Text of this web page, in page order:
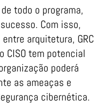
todo o programa,
Com isso,
arquitetura, GRC
CISO tem potencial
poderá
as ameaças e
cibernética.